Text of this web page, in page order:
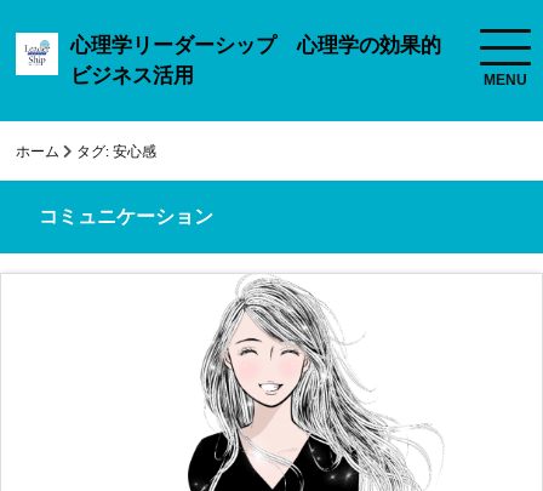
心理学リーダーシップ 心理学の効果的
ビジネス活用
ホーム タグ:安心感
コミュニケーション